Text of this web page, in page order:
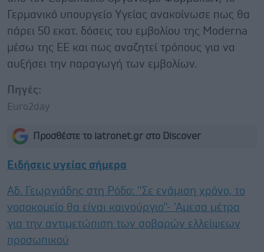
Γερμανικό υπουργείο Υγείας ανακοίνωσε πως θα
πάρει 50 εκατ. δόσεις του εμβολίου της Moderna
μέσω της ΕΕ και πως αναζητεί τρόπους για να
αυξήσει την παραγωγή των εμβολίων.
Πηγές:
Euro2day
Προσθέστε το iatronet.gr στο Discover
Ειδήσεις υγείας σήμερα
Αδ. Γεωργιάδης στη Ρόδο: ''Σε ενάμιση χρόνο, το
νοσοκομείο θα είναι καινούργιο''- 'Αμεσα μέτρα
για την αντιμετώπιση των σοβαρών ελλείψεων
προσωπικού